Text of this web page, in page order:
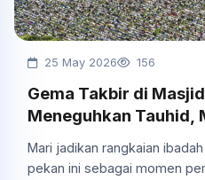
25 May 2026 156
Gema Takbir di
Meneguhkan Tauhid,
Mari jadikan rangkaian
pekan ini sebagai momen